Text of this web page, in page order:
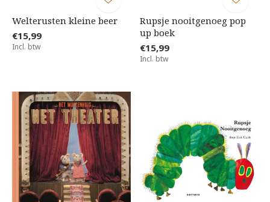
Welterusten kleine beer
€15,99
Incl. btw
Rupsje nooitgenoeg pop
up boek
€15,99
Incl. btw